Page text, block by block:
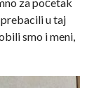
u taj
smo i meni,